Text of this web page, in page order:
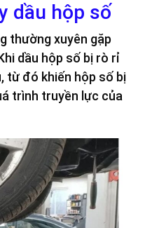
dầu hộp số
thường xuyên gặp
dầu hộp số bị rò rỉ
từ đó khiến hộp số bị
trình truyền lực của